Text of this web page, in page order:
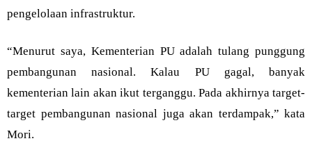
pengelolaan infrastruktur.
“Menurut saya, Kementerian PU adalah tulang punggung
pembangunan nasional. Kalau PU gagal, banyak
kementerian lain akan ikut terganggu. Pada akhirnya target-
target pembangunan nasional juga akan terdampak,” kata
Mori.